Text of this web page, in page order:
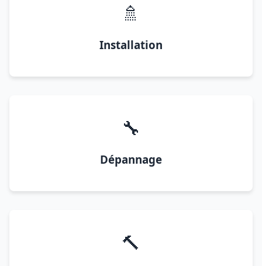
🚿
Installation
🔧
Dépannage
🔨